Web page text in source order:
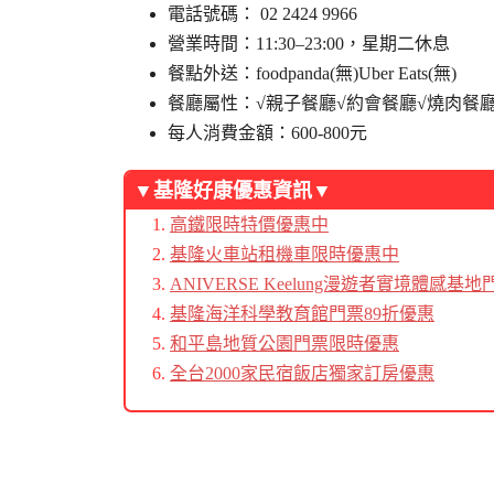
電話號碼： 02 2424 9966
營業時間：11:30–23:00，星期二休息
餐點外送：foodpanda(無)Uber Eats(無)
餐廳屬性：√親子餐廳√約會餐廳√燒肉餐
每人消費金額：600-800元
▼基隆好康優惠資訊▼
高鐵限時特價優惠中
基隆火車站租機車限時優惠中
ANIVERSE Keelung漫遊者實境體感基地
基隆海洋科學教育館門票89折優惠
和平島地質公園門票限時優惠
全台2000家民宿飯店獨家訂房優惠